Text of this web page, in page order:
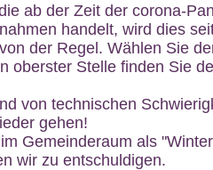
ab der Zeit der corona-
handelt, wird dies
der Regel. Wählen Sie
oberster Stelle finden Sie
von technischen
gehen!
Gemeinderaum als
wir zu entschuldigen.